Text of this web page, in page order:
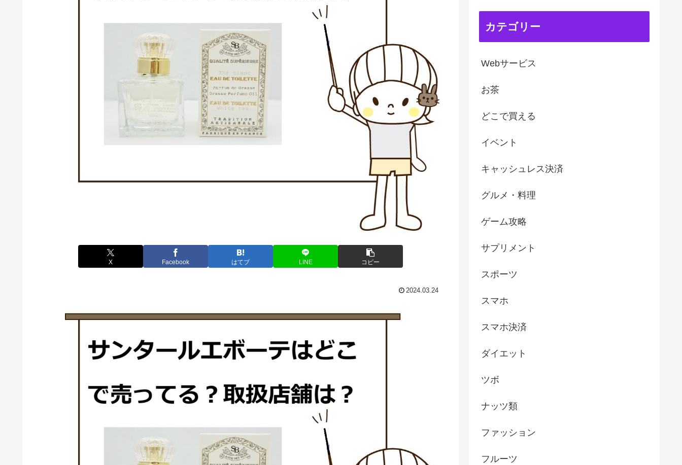
X Facebook はてブ LINE コピー
2024.03.24
カテゴリー
Webサービス
お茶
どこで買える
イベント
キャッシュレス決済
グルメ・料理
ゲーム攻略
サプリメント
スポーツ
スマホ
スマホ決済
ダイエット
ツボ
ナッツ類
ファッション
フルーツ